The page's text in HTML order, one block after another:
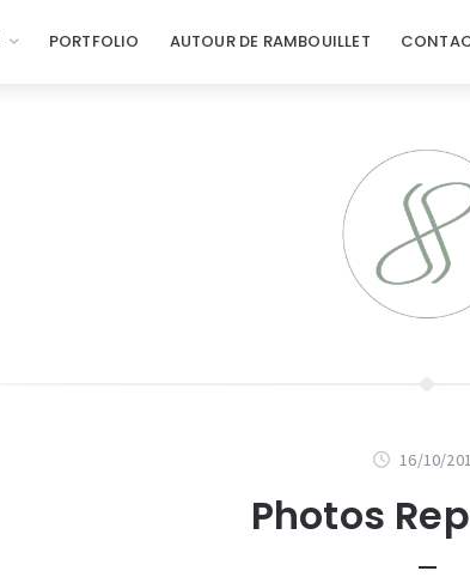
PORTFOLIO AUTOUR DE RAMBOUILLET
16/10/
Photos